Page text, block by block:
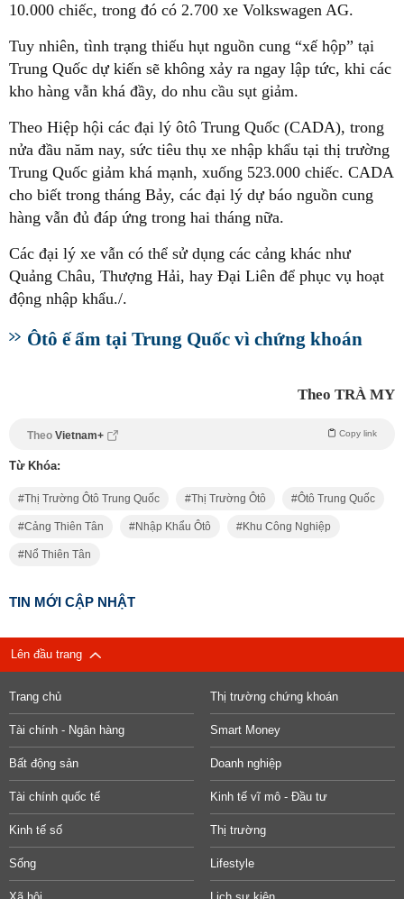
10.000 chiếc, trong đó có 2.700 xe Volkswagen AG.
Tuy nhiên, tình trạng thiếu hụt nguồn cung “xế hộp” tại
Trung Quốc dự kiến sẽ không xảy ra ngay lập tức, khi các
kho hàng vẫn khá đầy, do nhu cầu sụt giảm.
Theo Hiệp hội các đại lý ôtô Trung Quốc (CADA), trong
nửa đầu năm nay, sức tiêu thụ xe nhập khẩu tại thị trường
Trung Quốc giảm khá mạnh, xuống 523.000 chiếc. CADA
cho biết trong tháng Bảy, các đại lý dự báo nguồn cung
hàng vẫn đủ đáp ứng trong hai tháng nữa.
Các đại lý xe vẫn có thể sử dụng các cảng khác như
Quảng Châu, Thượng Hải, hay Đại Liên để phục vụ hoạt
động nhập khẩu./.
Ôtô ế ẩm tại Trung Quốc vì chứng khoán
Theo TRÀ MY
Theo Vietnam+ Copy link
Từ Khóa:
Thị Trường Ôtô Trung Quốc Thị Trường Ôtô Ôtô Trung Quốc
Cảng Thiên Tân Nhập Khẩu Ôtô Khu Công Nghiệp
Nổ Thiên Tân
TIN MỚI CẬP NHẬT
Lên đầu trang
Trang chủ Thị trường chứng khoán
Tài chính - Ngân hàng Smart Money
Bất động sản Doanh nghiệp
Tài chính quốc tế Kinh tế vĩ mô - Đầu tư
Kinh tế số Thị trường
Sống Lifestyle